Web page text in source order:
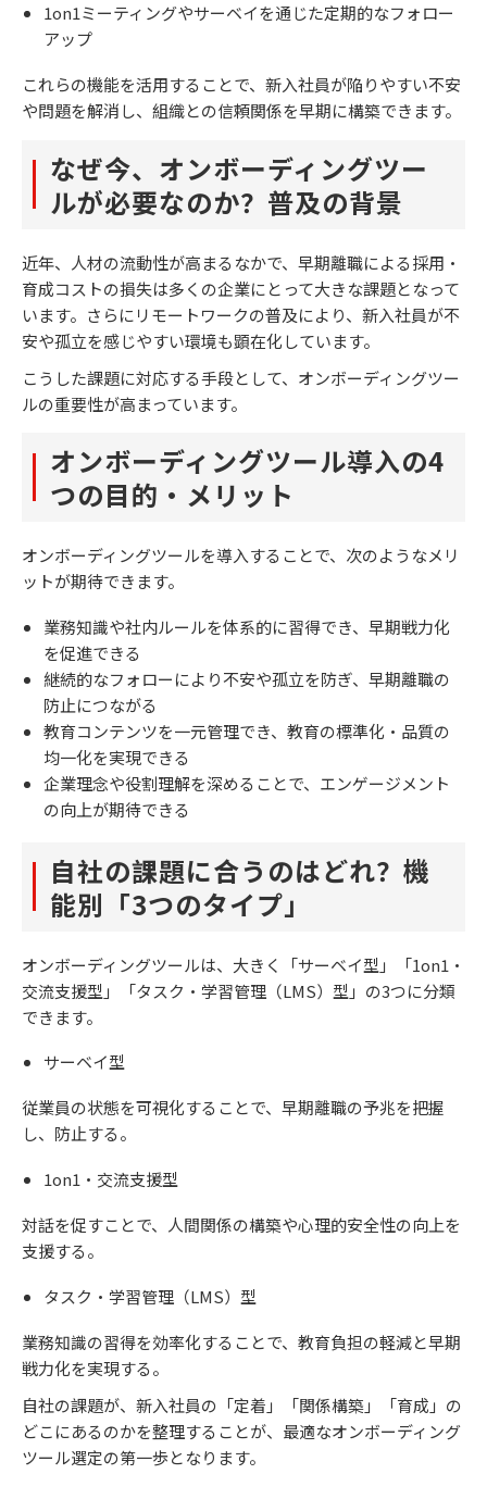
1on1ミーティングやサーベイを通じた定期的なフォロー
アップ
これらの機能を活用することで、新入社員が陥りやすい不安
や問題を解消し、組織との信頼関係を早期に構築できます。
なぜ今、オンボーディングツー
ルが必要なのか？普及の背景
近年、人材の流動性が高まるなかで、早期離職による採用・
育成コストの損失は多くの企業にとって大きな課題となって
います。さらにリモートワークの普及により、新入社員が不
安や孤立を感じやすい環境も顕在化しています。
こうした課題に対応する手段として、オンボーディングツー
ルの重要性が高まっています。
オンボーディングツール導入の4
つの目的・メリット
オンボーディングツールを導入することで、次のようなメリ
ットが期待できます。
業務知識や社内ルールを体系的に習得でき、早期戦力化
を促進できる
継続的なフォローにより不安や孤立を防ぎ、早期離職の
防止につながる
教育コンテンツを一元管理でき、教育の標準化・品質の
均一化を実現できる
企業理念や役割理解を深めることで、エンゲージメント
の向上が期待できる
自社の課題に合うのはどれ？機
能別「3つのタイプ」
オンボーディングツールは、大きく「サーベイ型」「1on1・
交流支援型」「タスク・学習管理（LMS）型」の3つに分類
できます。
サーベイ型
従業員の状態を可視化することで、早期離職の予兆を把握
し、防止する。
1on1・交流支援型
対話を促すことで、人間関係の構築や心理的安全性の向上を
支援する。
タスク・学習管理（LMS）型
業務知識の習得を効率化することで、教育負担の軽減と早期
戦力化を実現する。
自社の課題が、新入社員の「定着」「関係構築」「育成」の
どこにあるのかを整理することが、最適なオンボーディング
ツール選定の第一歩となります。